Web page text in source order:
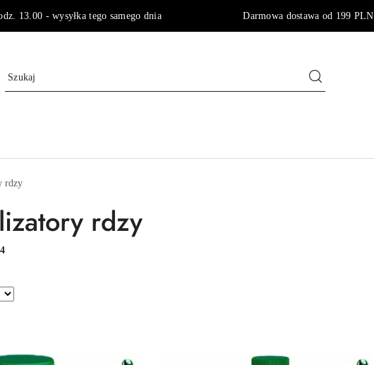
13.00 - wysyłka tego samego dnia Darmowa dostawa od 199 PLN
rdzy
rdzy
4